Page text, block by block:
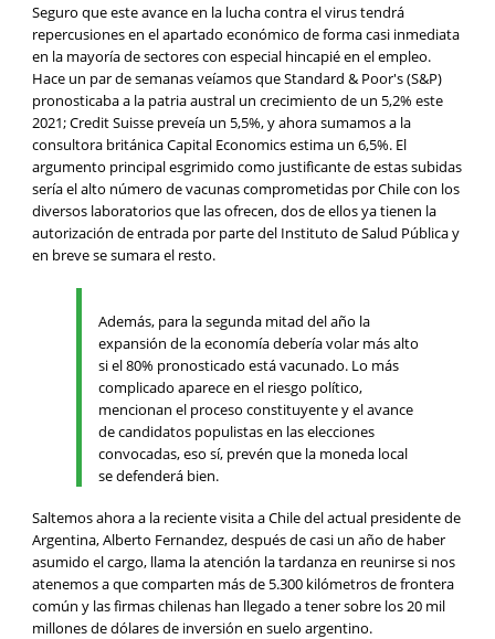
Seguro que este avance en la lucha contra el virus tendrá
repercusiones en el apartado económico de forma casi inmediata
en la mayoría de sectores con especial hincapié en el empleo.
Hace un par de semanas veíamos que Standard & Poor's (S&P)
pronosticaba a la patria austral un crecimiento de un 5,2% este
2021; Credit Suisse preveía un 5,5%, y ahora sumamos a la
consultora británica Capital Economics estima un 6,5%. El
argumento principal esgrimido como justificante de estas subidas
sería el alto número de vacunas comprometidas por Chile con los
diversos laboratorios que las ofrecen, dos de ellos ya tienen la
autorización de entrada por parte del Instituto de Salud Pública y
en breve se sumara el resto.
Además, para la segunda mitad del año la
expansión de la economía debería volar más alto
si el 80% pronosticado está vacunado. Lo más
complicado aparece en el riesgo político,
mencionan el proceso constituyente y el avance
de candidatos populistas en las elecciones
convocadas, eso sí, prevén que la moneda local
se defenderá bien.
Saltemos ahora a la reciente visita a Chile del actual presidente de
Argentina, Alberto Fernandez, después de casi un año de haber
asumido el cargo, llama la atención la tardanza en reunirse si nos
atenemos a que comparten más de 5.300 kilómetros de frontera
común y las firmas chilenas han llegado a tener sobre los 20 mil
millones de dólares de inversión en suelo argentino.